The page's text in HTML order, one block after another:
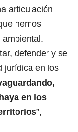
articulación
hemos
ambiental.
defender y se
jurídica en los
en los
”,